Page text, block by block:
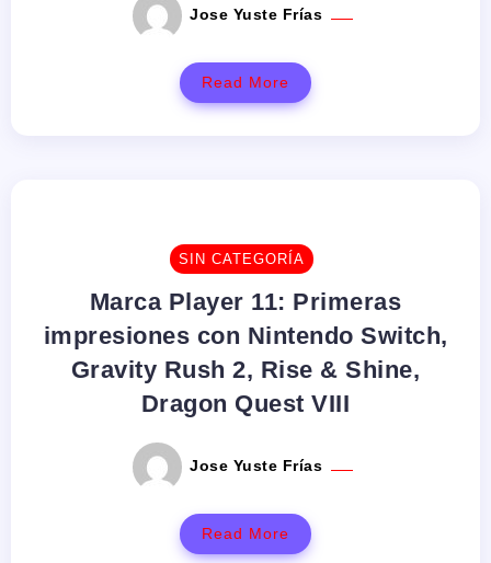
Jose Yuste Frías
Read More
SIN CATEGORÍA
Marca Player 11: Primeras
impresiones con Nintendo Switch,
Gravity Rush 2, Rise & Shine,
Dragon Quest VIII
Jose Yuste Frías
Read More